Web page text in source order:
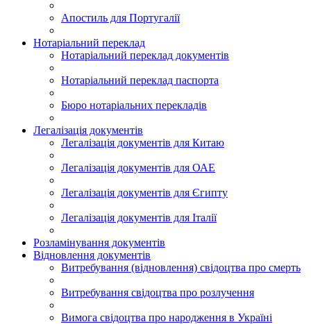
Апостиль для Португалії
Нотаріальний переклад
Нотаріальний переклад документів
Нотаріальний переклад паспорта
Бюро нотаріальних перекладів
Легалізація документів
Легалізація документів для Китаю
Легалізація документів для ОАЕ
Легалізація документів для Єгипту
Легалізація документів для Італії
Розламінування документів
Відновлення документів
Витребування (відновлення) свідоцтва про смерть
Витребування свідоцтва про розлучення
Вимога свідоцтва про народження в Україні